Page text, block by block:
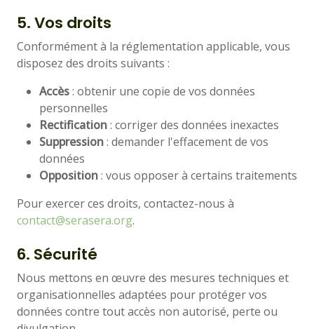
5. Vos droits
Conformément à la réglementation applicable, vous
disposez des droits suivants :
Accès: obtenir une copie de vos données
personnelles
Rectification: corriger des données inexactes
Suppression: demander l'effacement de vos
données
Opposition: vous opposer à certains traitements
Pour exercer ces droits, contactez-nous à
contact@serasera.org.
6. Sécurité
Nous mettons en œuvre des mesures techniques et
organisationnelles adaptées pour protéger vos
données contre tout accès non autorisé, perte ou